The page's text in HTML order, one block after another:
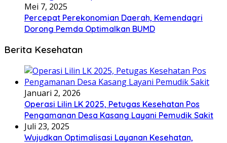
Mei 7, 2025
Percepat Perekonomian Daerah, Kemendagri
Dorong Pemda Optimalkan BUMD
Berita Kesehatan
Januari 2, 2026
Operasi Lilin LK 2025, Petugas Kesehatan Pos
Pengamanan Desa Kasang Layani Pemudik Sakit
Juli 23, 2025
Wujudkan Optimalisasi Layanan Kesehatan,